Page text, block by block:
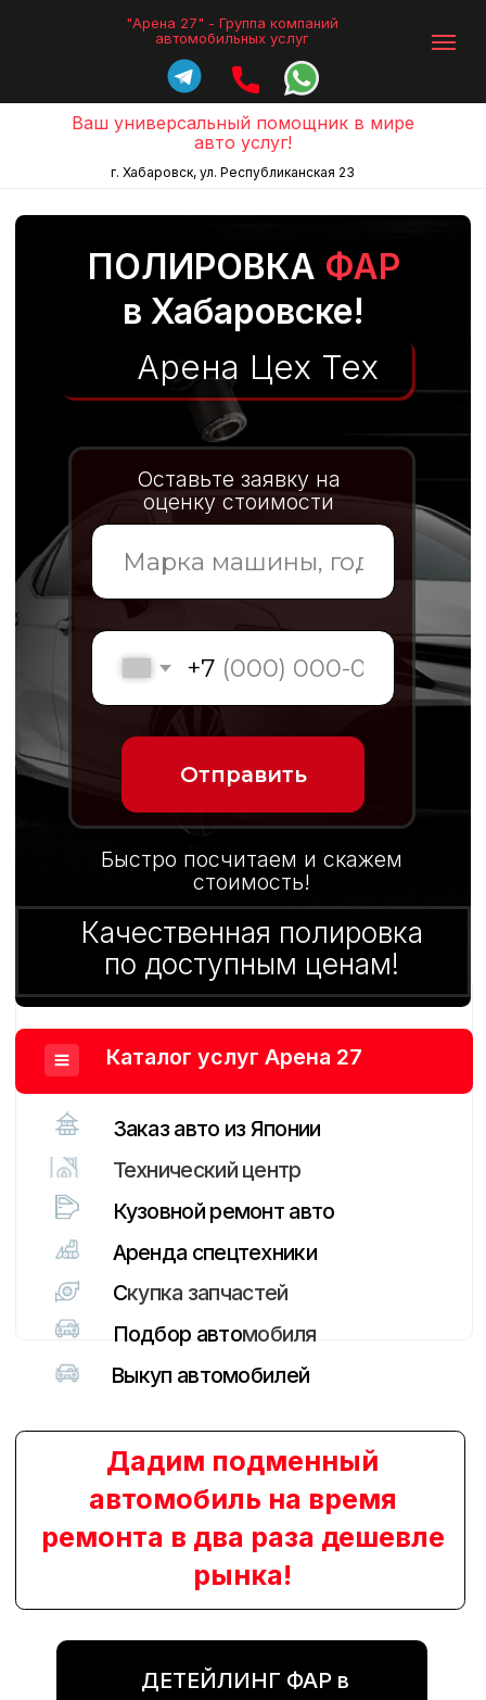
Ваш универсальный помощник в мире
авто услуг!
г. Хабаровск, ул. Республиканская 23
"Арена 27" - Группа компаний
автомобильных услуг
Каталог услуг Арена 27
Технический центр
Выкуп автомобилей
Аренда спецтехники
Скупка запчастей
Кузовной ремонт авто
Заказ авто из Японии
ПОЛИРОВКА ФАР
в Хабаровске!
Арена Цех Тех
стоимость!
Качественная полировка
по доступным ценам!
+7
Отправить
оценку стоимости
Дадим подменный
автомобиль на время
ремонта в два раза дешевле
рынка!
ДЕТЕЙЛИНГ ФАР в